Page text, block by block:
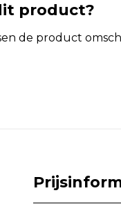
product?
de product